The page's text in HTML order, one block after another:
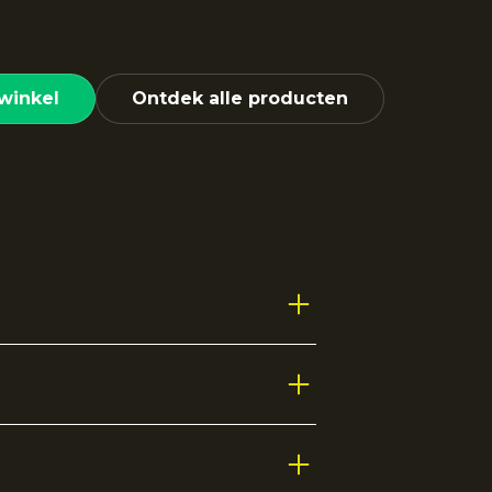
Ontdek alle producten
activiteiten of gewoon voor in